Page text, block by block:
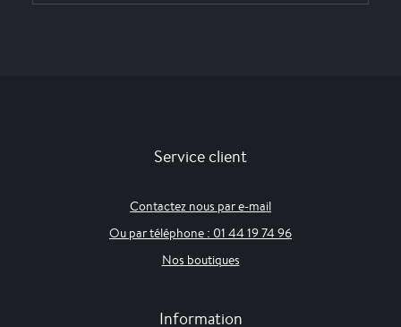
Service client
Contactez nous par e-mail
Ou par téléphone : 01 44 19 74 96
Nos boutiques
Information